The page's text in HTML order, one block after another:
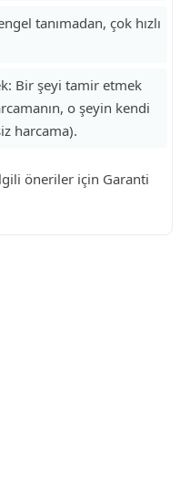
tanımadan, çok hızlı
Bir şeyi tamir etmek
o şeyin kendi
harcama).
öneriler için Garanti